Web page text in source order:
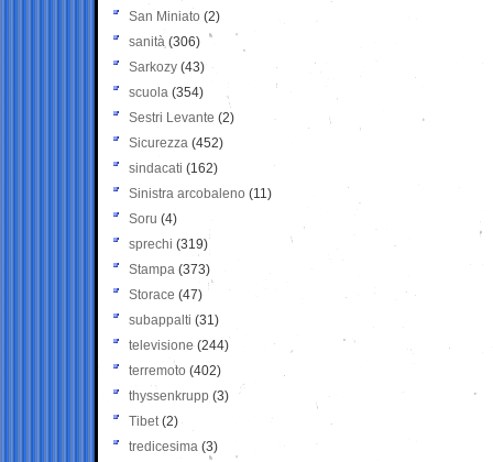
San Miniato (2)
sanità (306)
Sarkozy (43)
scuola (354)
Sestri Levante (2)
Sicurezza (452)
sindacati (162)
Sinistra arcobaleno (11)
Soru (4)
sprechi (319)
Stampa (373)
Storace (47)
subappalti (31)
televisione(244)
terremoto (402)
thyssenkrupp (3)
Tibet(2)
tredicesima (3)